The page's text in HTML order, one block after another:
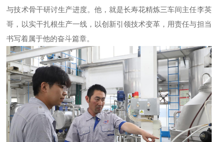
与技术骨干研讨生产进度。他，就是长寿花精炼三车间主任李英
哥，以实干扎根生产一线，以创新引领技术变革，用责任与担当
书写着属于他的奋斗篇章。